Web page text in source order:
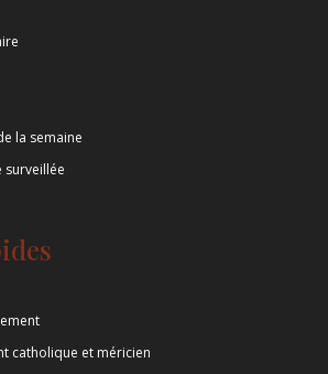
la semaine
surveillée
catholique et méricien